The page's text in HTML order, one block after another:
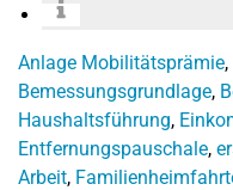
Anlage Mobilitätsprämie,
Bemessungsgrundlage,
Haushaltsführung,
Entfernungspauschale,
Arbeit,